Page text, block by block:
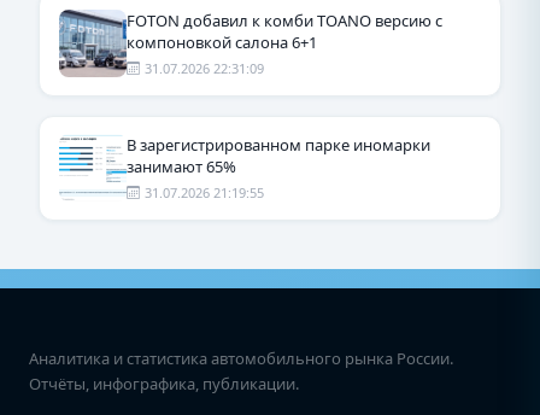
FOTON добавил к комби TOANO версию с
компоновкой салона 6+1
31.07.2026 22:31:09
В зарегистрированном парке иномарки
занимают 65%
31.07.2026 21:19:55
Аналитика и статистика автомобильного рынка России.
Отчёты, инфографика, публикации.